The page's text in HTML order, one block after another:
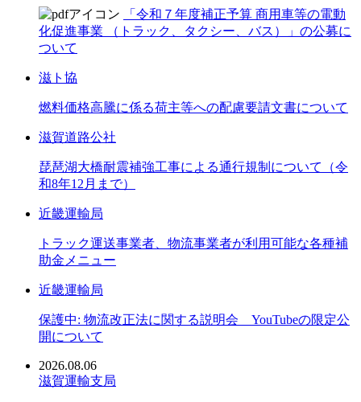
「令和７年度補正予算 商用車等の電動
化促進事業 （トラック、タクシー、バス）」の公募に
ついて
滋ト協
燃料価格高騰に係る荷主等への配慮要請文書について
滋賀道路公社
琵琶湖大橋耐震補強工事による通行規制について（令
和8年12月まで）
近畿運輸局
トラック運送事業者、物流事業者が利用可能な各種補
助金メニュー
近畿運輸局
保護中: 物流改正法に関する説明会 YouTubeの限定公
開について
2026.08.06
滋賀運輸支局